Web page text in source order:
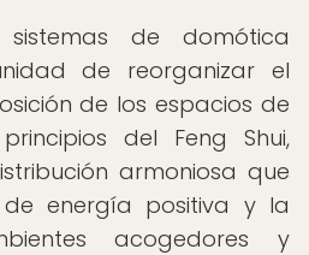
de domótica
de reorganizar el
de los espacios de
del Feng Shui,
armoniosa que
energía positiva y la
acogedores y